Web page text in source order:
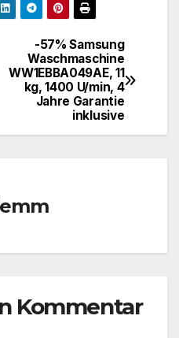
-57% Samsung
Waschmaschine
WW1EBBA049AE, 11
kg, 1400 U/min, 4
Jahre Garantie
inklusive
Kommentar